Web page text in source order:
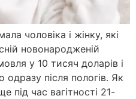
чоловіка і жінку, які
новонародженій
у 10 тисяч доларів і
після пологів. Як
під час вагітності 21-